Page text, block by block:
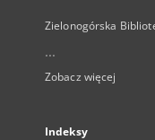
Zielonogórska
...
Zobacz więcej
Indeksy